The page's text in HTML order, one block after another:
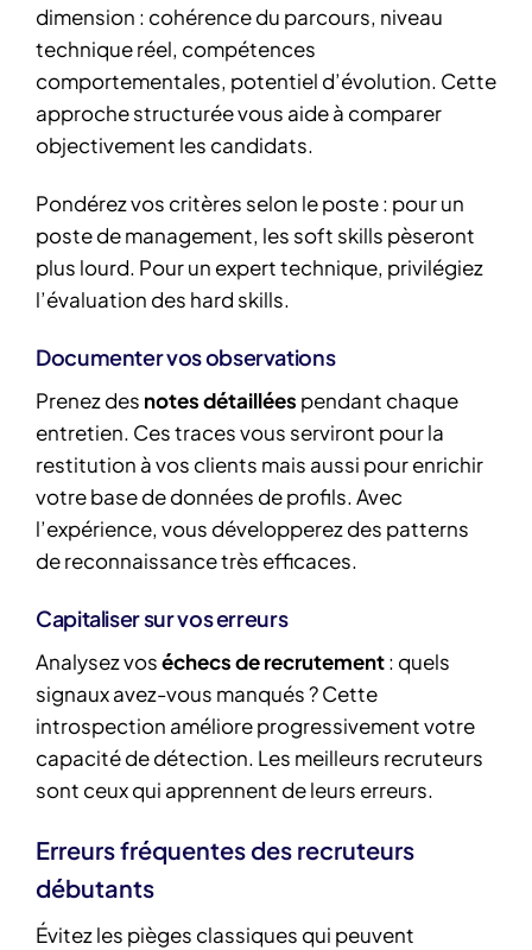
dimension : cohérence du parcours, niveau
technique réel, compétences
comportementales, potentiel d’évolution. Cette
approche structurée vous aide à comparer
objectivement les candidats.
Pondérez vos critères selon le poste : pour un
poste de management, les soft skills pèseront
plus lourd. Pour un expert technique, privilégiez
l’évaluation des hard skills.
Documenter vos observations
Prenez des notes détaillées pendant chaque
entretien. Ces traces vous serviront pour la
restitution à vos clients mais aussi pour enrichir
votre base de données de profils. Avec
l’expérience, vous développerez des patterns
de reconnaissance très efficaces.
Capitaliser sur vos erreurs
Analysez voséchecs de recrutement: quels
signaux avez-vous manqués ? Cette
introspection améliore progressivement votre
capacité de détection. Les meilleurs recruteurs
sont ceux qui apprennent de leurs erreurs.
Erreurs fréquentes des recruteurs
débutants
Évitez les pièges classiques qui peuvent